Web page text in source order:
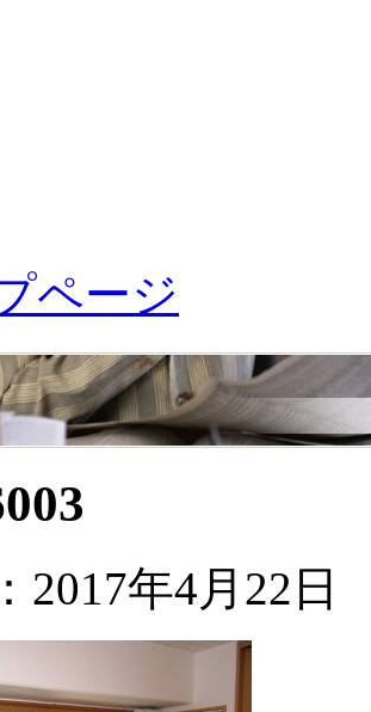
ページ
2017年4月22日